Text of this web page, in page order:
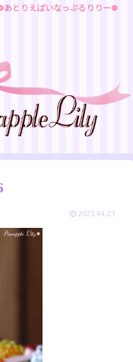
あとりえぱいなっぷるりりー❁
2023.04.23